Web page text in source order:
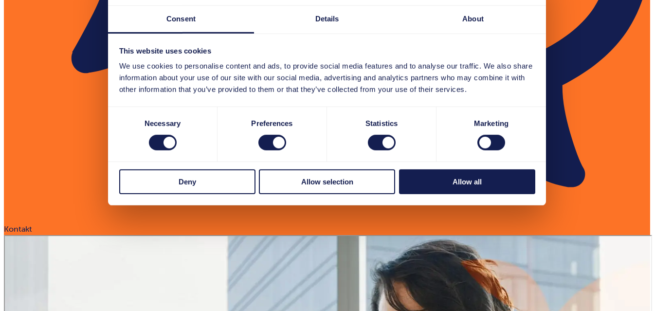
Consent Details About
This website uses cookies
We use cookies to personalise content and ads, to provide social media features and to analyse our traffic. We also share
information about your use of our site with our social media, advertising and analytics partners who may combine it with
other information that you’ve provided to them or that they’ve collected from your use of their services.
Necessary Preferences Statistics Marketing
Deny Allow selection Allow all
Kontakt